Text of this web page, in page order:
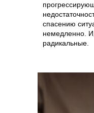
спасению
немедленно.
радикальные.